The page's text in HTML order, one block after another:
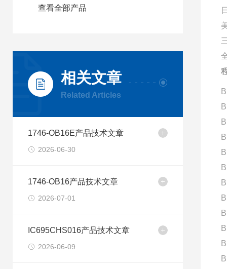
查看全部产品
相关文章
Related Articles
1746-OB16E产品技术文章
2026-06-30
1746-OB16产品技术文章
2026-07-01
IC695CHS016产品技术文章
2026-06-09